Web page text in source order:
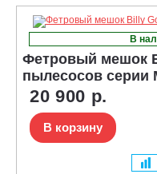
В
Фетровый мешок
пылесосов серии
20 900 р.
В корзину